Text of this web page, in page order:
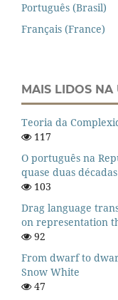
Português (Brasil)
Français (France)
MAIS LIDOS
Teoria da
117
O português na
quase duas
103
Drag language
on representation
92
From dwarf to
Snow White
47